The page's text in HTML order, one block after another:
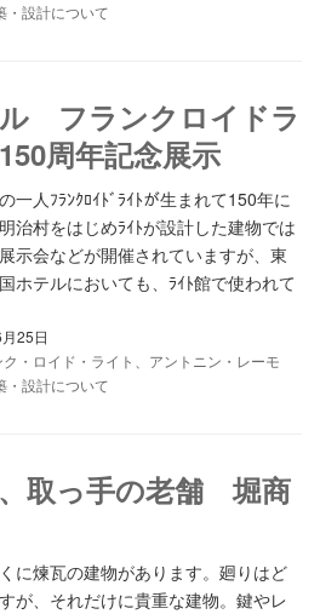
・設計について
フランクロイドラ
周年記念展示
一人ﾌﾗﾝｸﾛｲﾄﾞﾗｲﾄが生まれて150年に
治村をはじめﾗｲﾄが設計した建物では
示会などが開催されていますが、東
ホテルにおいても、ﾗｲﾄ館で使われて
25日
ク・ロイド・ライト、アントニン・レーモ
・設計について
取っ手の老舗 堀商
に煉瓦の建物があります。廻りはど
が、それだけに貴重な建物。鍵やレ